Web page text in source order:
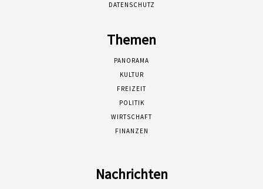
DATENSCHUTZ
Themen
PANORAMA
KULTUR
FREIZEIT
POLITIK
WIRTSCHAFT
FINANZEN
Nachrichten